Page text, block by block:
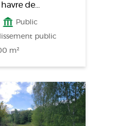
de…
Public
public
m²